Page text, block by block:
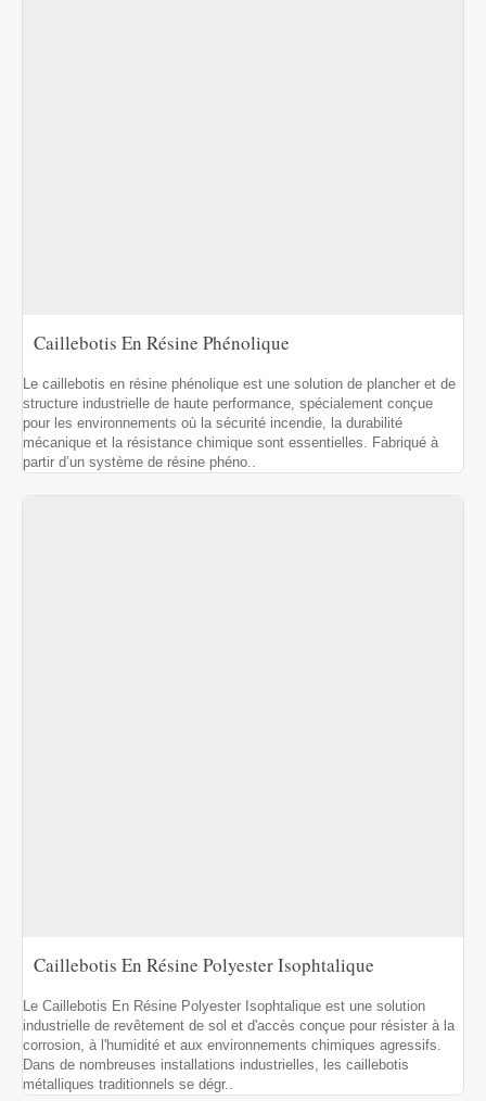
Caillebotis En Résine Phénolique
Le caillebotis en résine phénolique est une solution de plancher et de
structure industrielle de haute performance, spécialement conçue
pour les environnements où la sécurité incendie, la durabilité
mécanique et la résistance chimique sont essentielles. Fabriqué à
partir d’un système de résine phéno..
Caillebotis En Résine Polyester Isophtalique
Le Caillebotis En Résine Polyester Isophtalique est une solution
industrielle de revêtement de sol et d'accès conçue pour résister à la
corrosion, à l'humidité et aux environnements chimiques agressifs.
Dans de nombreuses installations industrielles, les caillebotis
métalliques traditionnels se dégr..